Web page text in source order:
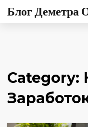
Блог Деметра
Category: